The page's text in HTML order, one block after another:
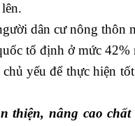
dân cư nông thôn
tổ định ở mức 42%
yếu để thực hiện
thiện, nâng cao